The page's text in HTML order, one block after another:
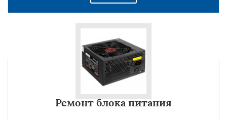
Ремонт блока питания